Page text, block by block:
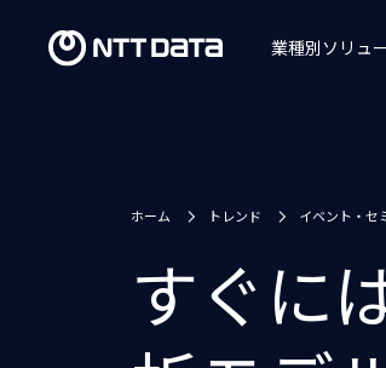
業種別ソリュ
ホーム トレンド イベント・セ
すぐに